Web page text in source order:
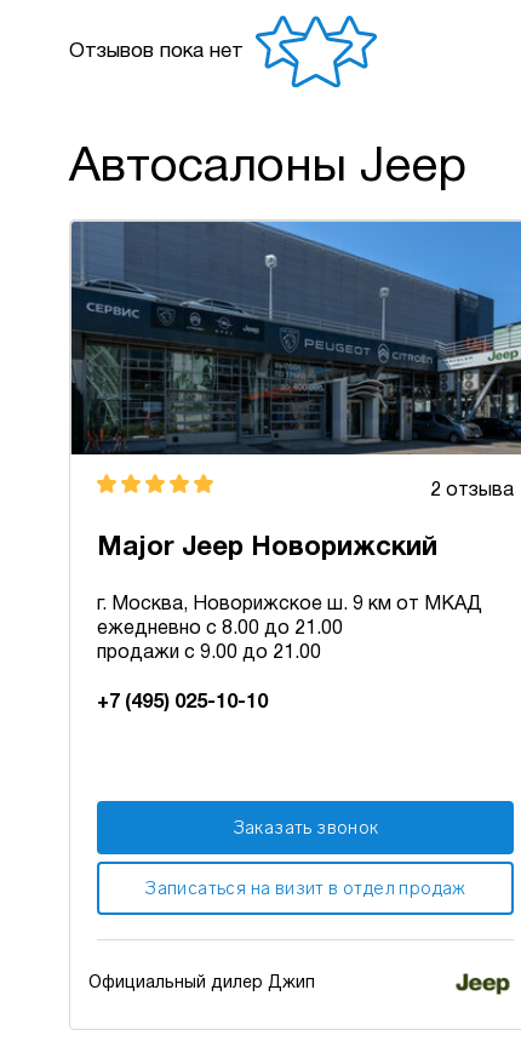
Отзывов пока нет
Автосалоны Jeep
2 отзыва
Major Jeep Новорижский
г. Москва, Новорижское ш. 9 км от МКАД
ежедневно с 8.00 до 21.00
продажи с 9.00 до 21.00
+7 (495) 025-10-10
Заказать звонок
Записаться на визит в отдел продаж
Официальный дилер Джип